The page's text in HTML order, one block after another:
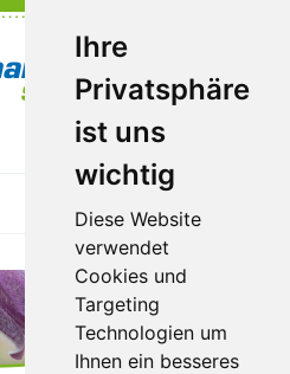
Ihre
Privatsphäre
ist uns
wichtig
Diese Website
verwendet
Cookies und
Targeting
Technologien um
Ihnen ein besseres